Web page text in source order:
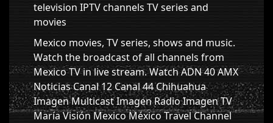
television IPTV channels TV series and
movies
Mexico movies, TV series, shows and music.
Watch the broadcast of all channels from
Mexico TV in live stream. Watch ADN 40 AMX
Noticias Canal 12 Canal 44 Chihuahua
Imagen Multicast Imagen Radio Imagen TV
María Visión Mexico México Travel Channel